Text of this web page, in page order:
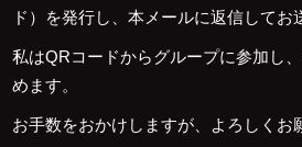
ド）を発行し、本メールに返信してお
私はQRコードからグループに参加し
めます。
お手数をおかけしますが、よろしくお